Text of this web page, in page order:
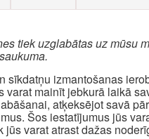
tiek uzglabātas uz mūsu
sīkdatņu izmantošanas
varat mainīt jebkurā laikā
atķeksējot savā
Šos iestatījumus jūs
jūs varat atrast dažas